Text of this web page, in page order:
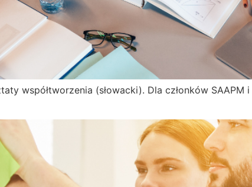
współtworzenia (słowacki). Dla członków SAAPM